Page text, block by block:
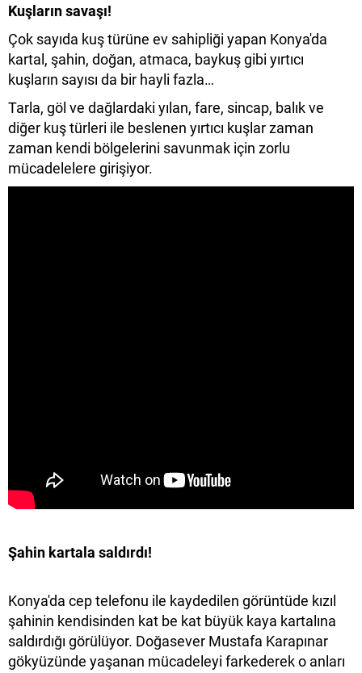
Kuşların savaşı!
Çok sayıda kuş türüne ev sahipliği yapan Konya'da
kartal, şahin, doğan, atmaca, baykuş gibi yırtıcı
kuşların sayısı da bir hayli fazla…
Tarla, göl ve dağlardaki yılan, fare, sincap, balık ve
diğer kuş türleri ile beslenen yırtıcı kuşlar zaman
zaman kendi bölgelerini savunmak için zorlu
mücadelelere girişiyor.
Şahin kartala saldırdı!
Konya'da cep telefonu ile kaydedilen görüntüde kızıl
şahinin kendisinden kat be kat büyük kaya kartalına
saldırdığı görülüyor. Doğasever Mustafa Karapınar
gökyüzünde yaşanan mücadeleyi farkederek o anları